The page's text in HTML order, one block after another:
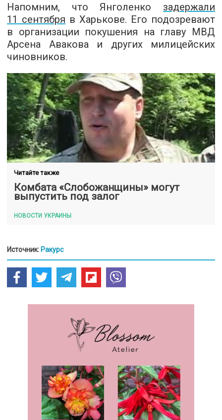
Напомним, что Янголенко задержали
11 сентября в Харькове. Его подозревают
в организации покушения на главу МВД
Арсена Авакова и других милицейских
чиновников.
Читайте также
Комбата «Слобожанщины» могут
выпустить под залог
НОВОСТИ УКРАИНЫ
Источник: Ракурс